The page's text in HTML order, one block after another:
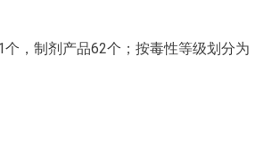
，制剂产品62个；按毒性等级划分为